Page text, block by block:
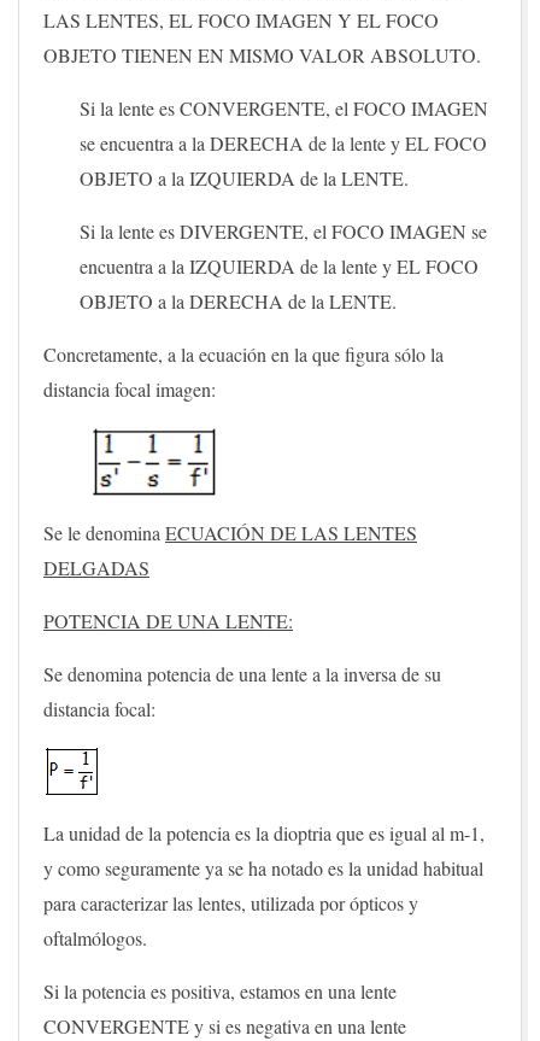
LAS LENTES, EL FOCO IMAGEN Y EL FOCO
OBJETO TIENEN EN MISMO VALOR ABSOLUTO.
Si la lente es CONVERGENTE, el FOCO IMAGEN
se encuentra a la DERECHA de la lente y EL FOCO
OBJETO a la IZQUIERDA de la LENTE.
Si la lente es DIVERGENTE, el FOCO IMAGEN se
encuentra a la IZQUIERDA de la lente y EL FOCO
OBJETO a la DERECHA de la LENTE.
Concretamente, a la ecuación en la que figura sólo la
distancia focal imagen:
Se le denominaECUACIÓN DE LAS LENTES
DELGADAS
POTENCIA DE UNA LENTE:
Se denomina potencia de una lente a la inversa de su
distancia focal:
La unidad de la potencia es la dioptria que es igual al m-1,
y como seguramente ya se ha notado es la unidad habitual
para caracterizar las lentes, utilizada por ópticos y
oftalmólogos.
Si la potencia es positiva, estamos en una lente
CONVERGENTE y si es negativa en una lente